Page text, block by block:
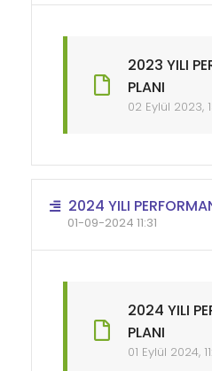
2023 YILI
PLANI
02 Eylül 2023,
2024 YILI
01-09-2024 11:31
2024 YILI
PLANI
01 Eylül 2024,